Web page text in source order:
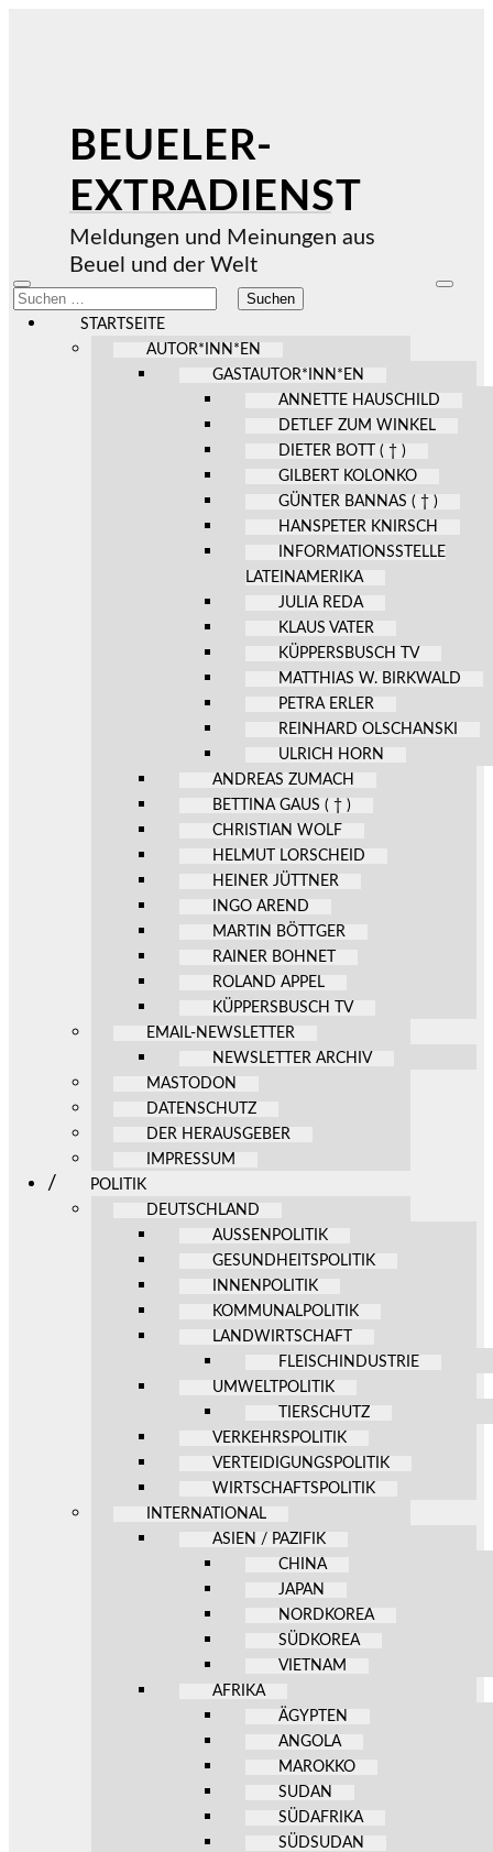
BEUELER-
EXTRADIENST
Meldungen und Meinungen aus
Beuel und der Welt
Mobile-
Menü
ein-/ausblenden
Suchen
nach:
STARTSEITE
AUTOR*INN*EN
GASTAUTOR*INN*EN
ANNETTE HAUSCHILD
DETLEF ZUM WINKEL
DIETER BOTT ( † )
GILBERT KOLONKO
GÜNTER BANNAS ( † )
HANSPETER KNIRSCH
INFORMATIONSSTELLE
LATEINAMERIKA
JULIA REDA
KLAUS VATER
KÜPPERSBUSCH TV
MATTHIAS W. BIRKWALD
PETRA ERLER
REINHARD OLSCHANSKI
ULRICH HORN
ANDREAS ZUMACH
BETTINA GAUS ( † )
CHRISTIAN WOLF
HELMUT LORSCHEID
HEINER JÜTTNER
INGO AREND
MARTIN BÖTTGER
RAINER BOHNET
ROLAND APPEL
KÜPPERSBUSCH TV
EMAIL-NEWSLETTER
NEWSLETTER ARCHIV
MASTODON
DATENSCHUTZ
DER HERAUSGEBER
IMPRESSUM
POLITIK
DEUTSCHLAND
AUSSENPOLITIK
GESUNDHEITSPOLITIK
INNENPOLITIK
KOMMUNALPOLITIK
LANDWIRTSCHAFT
FLEISCHINDUSTRIE
UMWELTPOLITIK
TIERSCHUTZ
VERKEHRSPOLITIK
VERTEIDIGUNGSPOLITIK
WIRTSCHAFTSPOLITIK
INTERNATIONAL
ASIEN / PAZIFIK
CHINA
JAPAN
NORDKOREA
SÜDKOREA
VIETNAM
AFRIKA
ÄGYPTEN
ANGOLA
MAROKKO
SUDAN
SÜDAFRIKA
SÜDSUDAN